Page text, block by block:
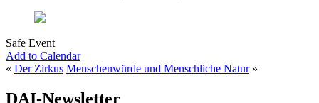
Safe Event
Add to Calendar
« Der Zirkus Menschenwürde und Menschliche Natur»
DAI-Newsletter